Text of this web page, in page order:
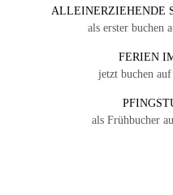
ALLEINERZIEHENDE
als erster buchen
FERIEN
jetzt buchen
als Frühbucher